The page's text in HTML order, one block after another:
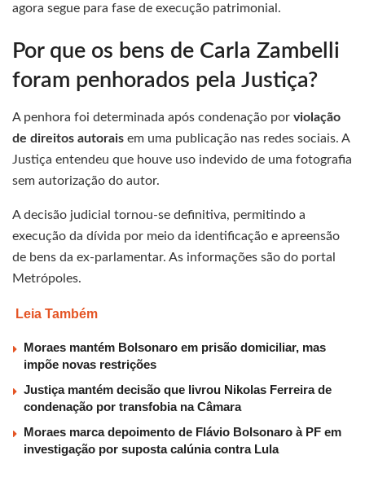
agora segue para fase de execução patrimonial.
Por que os bens de Carla Zambelli
foram penhorados pela Justiça?
A penhora foi determinada após condenação por violação
de direitos autorais em uma publicação nas redes sociais. A
Justiça entendeu que houve uso indevido de uma fotografia
sem autorização do autor.
A decisão judicial tornou-se definitiva, permitindo a
execução da dívida por meio da identificação e apreensão
de bens da ex-parlamentar. As informações são do portal
Metrópoles.
Leia Também
Moraes mantém Bolsonaro em prisão domiciliar, mas
impõe novas restrições
Justiça mantém decisão que livrou Nikolas Ferreira de
condenação por transfobia na Câmara
Moraes marca depoimento de Flávio Bolsonaro à PF em
investigação por suposta calúnia contra Lula